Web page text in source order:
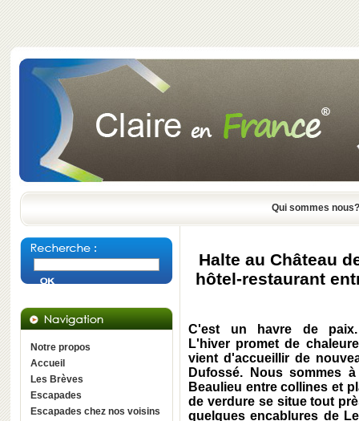
Qui sommes nous?
Notre propos
Accueil
Les Brèves
Escapades
Escapades chez nos voisins
Halte au Château
hôtel-restaurant
C'est un havre de
L'hiver promet de
vient d'accueillir de
Dufossé. Nous sommes
Beaulieu entre collines et
de verdure se situe tout
quelques encablures de